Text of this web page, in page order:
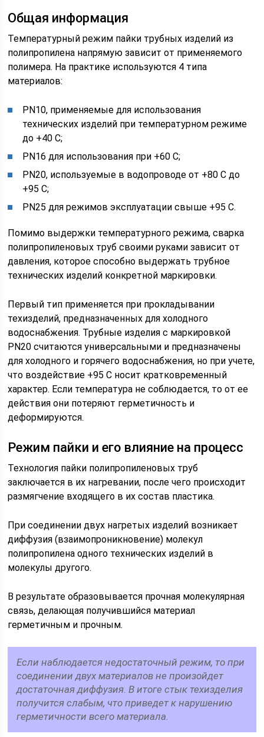
Общая информация
Температурный режим пайки трубных изделий из
полипропилена напрямую зависит от применяемого
полимера. На практике используются 4 типа
материалов:
PN10, применяемые для использования
технических изделий при температурном режиме
до +40 С;
PN16 для использования при +60 С;
PN20, используемые в водопроводе от +80 С до
+95 С;
PN25 для режимов эксплуатации свыше +95 С.
Помимо выдержки температурного режима, сварка
полипропиленовых труб своими руками зависит от
давления, которое способно выдержать трубное
технических изделий конкретной маркировки.
Первый тип применяется при прокладывании
техизделий, предназначенных для холодного
водоснабжения. Трубные изделия с маркировкой
PN20 считаются универсальными и предназначены
для холодного и горячего водоснабжения, но при учете,
что воздействие +95 С носит кратковременный
характер. Если температура не соблюдается, то от ее
действия они потеряют герметичность и
деформируются.
Режим пайки и его влияние на процесс
Технология пайки полипропиленовых труб
заключается в их нагревании, после чего происходит
размягчение входящего в их состав пластика.
При соединении двух нагретых изделий возникает
диффузия (взаимопроникновение) молекул
полипропилена одного технических изделий в
молекулы другого.
В результате образовывается прочная молекулярная
связь, делающая получившийся материал
герметичным и прочным.
Если наблюдается недостаточный режим, то при
соединении двух материалов не произойдет
достаточная диффузия. В итоге стык техизделия
получится слабым, что приведет к нарушению
герметичности всего материала.